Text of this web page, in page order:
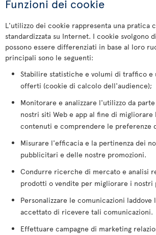
Funzioni dei cookie
L'utilizzo dei cookie rappresenta una pratica
standardizzata su Internet. I cookie svolgono
possono essere differenziati in base al loro
principali sono le seguenti:
Stabilire statistiche e volumi di traffico e
offerti (cookie di calcolo dell'audience);
Monitorare e analizzare l'utilizzo da
nostri siti Web e app al fine di migliorare
contenuti e comprendere le preferenze
Misurare l'efficacia e la pertinenza dei
pubblicitari e delle nostre promozioni.
Condurre ricerche di mercato e analisi
prodotti o vendite per migliorare i nostri
Personalizzare le comunicazioni laddove
accettato di ricevere tali comunicazioni.
Effettuare campagne di marketing